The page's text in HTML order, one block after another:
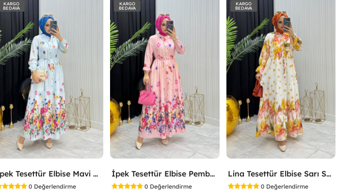
KARGO
BEDAVA
İpek Tesettür Elbise Mavi Mavi
0 Değerlendirme
KARGO
BEDAVA
İpek Tesettür Elbise Pembe Pembe
0 Değerlendirme
KARGO
BEDAVA
Lina Tesettür Elbise Sarı Sarı
0 Değerlendirme